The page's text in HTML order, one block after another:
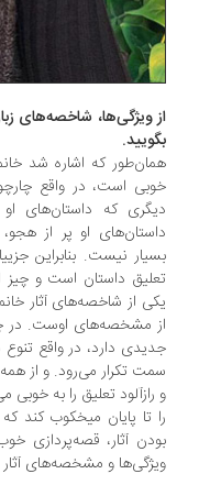
ویژگی‌ها، شاخصه‌های زبان
که اشاره شد خانم
است، در واقع چارچوب
که داستان‌های او را
او پر از هجو،
نیست. بنابراین جزییاتی
داستان است و چیز
از شاخصه‌های آثار خانم
مشخصه‌های اوست. در چندکاری
دارد، در واقع تنوع در
تکرار می‌رود. و از همه مهم‌تر
تعلیق را به خوبی
تا پایان میخکوب کند که
آثار، قصه‌پردازی خوب،
و مشخصه‌های آثار خانم